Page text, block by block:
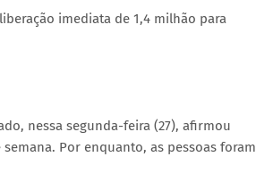
imediata de 1,4 milhão para
nessa segunda-feira (27), afirmou
Por enquanto, as pessoas foram